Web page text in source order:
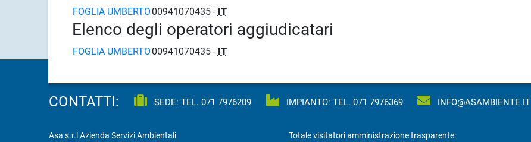
FOGLIA UMBERTO 00941070435 - IT
Elenco degli operatori aggiudicatari
FOGLIA UMBERTO 00941070435 - IT
CONTATTI: SEDE: TEL. 071 7976209 IMPIANTO: TEL. 071 7976369 INFO@ASAMBIENTE.IT
Asa s.r.l Azienda Servizi Ambientali Totale visitatori amministrazione trasparente: